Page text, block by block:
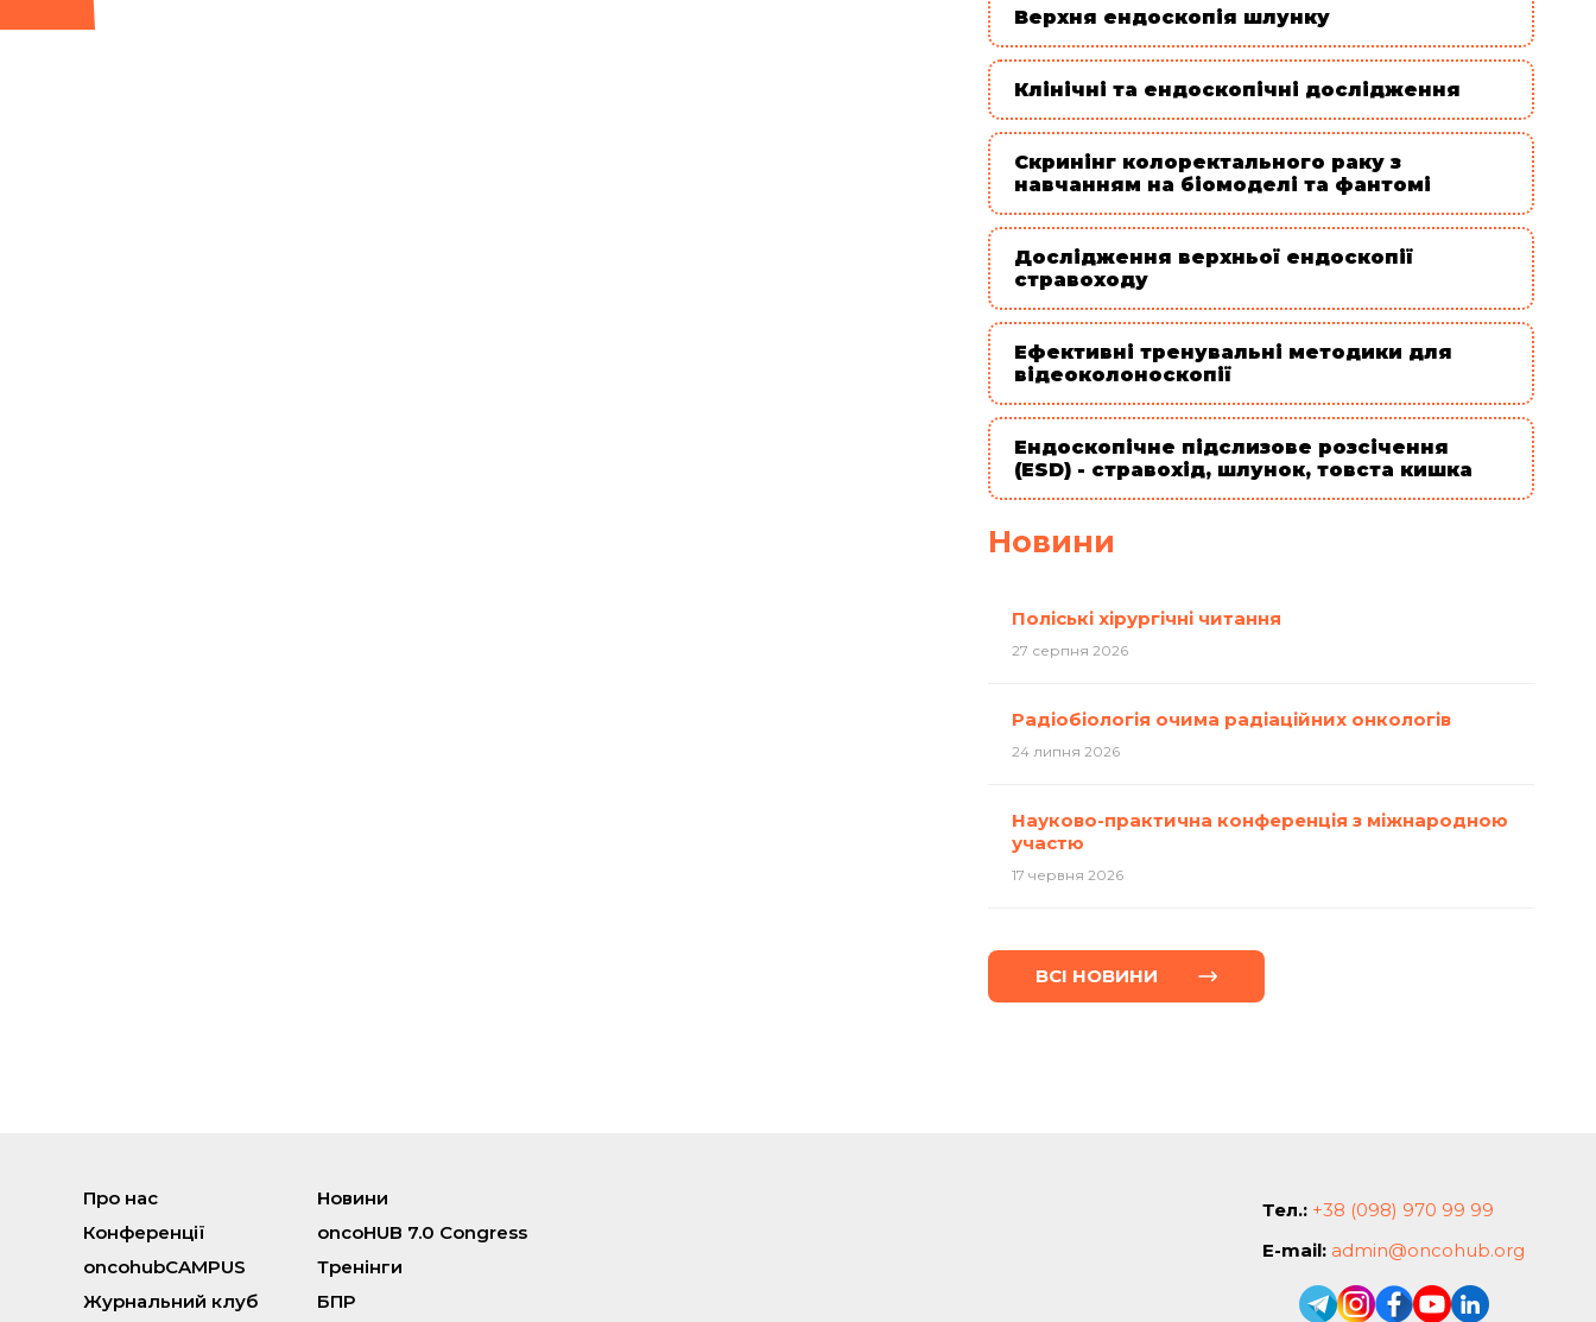
Верхня ендоскопія шлунку
Клінічні та ендоскопічні дослідження
Скринінг колоректального раку з
навчанням на біомоделі та фантомі
Дослідження верхньої ендоскопії
стравоходу
Ефективні тренувальні методики для
відеоколоноскопії
Ендоскопічне підслизове розсічення
(ESD) - стравохід, шлунок, товста кишка
Новини
Поліські хірургічні читання
27 серпня 2026
Радіобіологія очима радіаційних онкологів
24 липня 2026
Науково-практична конференція з міжнародною
участю
17 червня 2026
ВСI НОВИНИ
Про нас
Новини
Конференції
oncoHUB 7.0 Congress
oncohubCAMPUS
Тренінги
Журнальний клуб
БПР
Тел.: +38 (098) 970 99 99
E-mail: admin@oncohub.org